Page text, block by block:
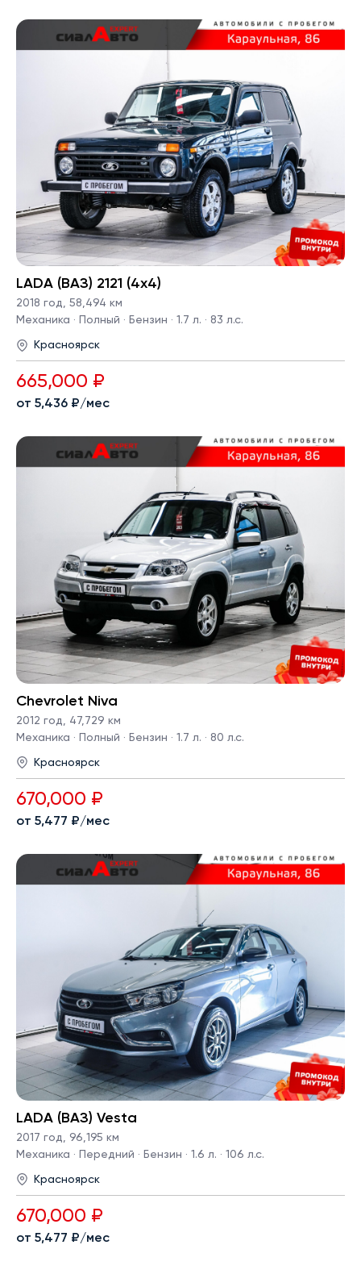
LADA (ВАЗ) 2121 (4x4)
2018 год, 58,494 км
Механика · Полный · Бензин · 1.7 л. · 83 л.с.
Красноярск
665,000 ₽
от 5,436 ₽/мес
Chevrolet Niva
2012 год
47,729 км
Механика · Полный · Бензин · 1.7 л. · 80 л.с.
Красноярск
670,000 ₽
от 5,477 ₽/мес
LADA (ВАЗ) Vesta
2017 год, 96,195 км
Механика · Передний · Бензин · 1.6 л. · 106 л.с.
Красноярск
670,000 ₽
от 5,477 ₽/мес